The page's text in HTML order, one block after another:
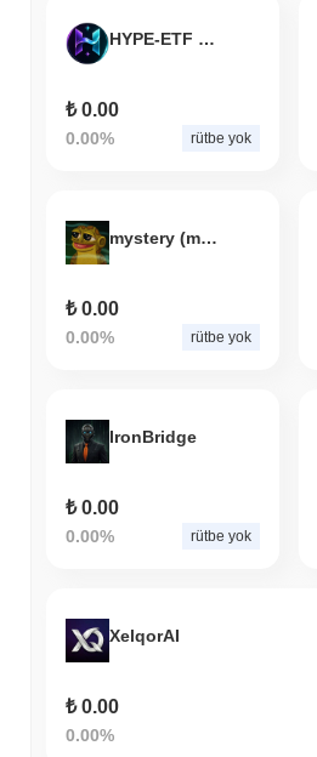
HYPE-ETF (hype-etf.com)
₺ 0.00
0.00% rütbe yok
mystery (mysterythefrog.com)
₺ 0.00
0.00% rütbe yok
IronBridge
₺ 0.00
0.00% rütbe yok
XelqorAI
₺ 0.00
0.00%